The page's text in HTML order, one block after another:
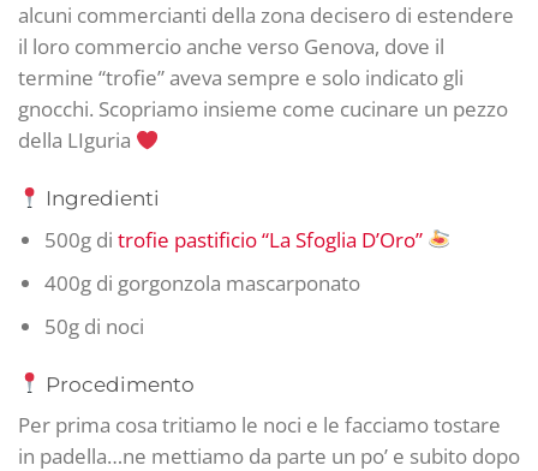
alcuni commercianti della zona decisero di estendere
il loro commercio anche verso Genova, dove il
termine “trofie” aveva sempre e solo indicato gli
gnocchi. Scopriamo insieme come cucinare un pezzo
della LIguria
Ingredienti
500g di trofie pastificio “La Sfoglia D’Oro”
400g di gorgonzola mascarponato
50g di noci
Procedimento
Per prima cosa tritiamo le noci e le facciamo tostare
in padella…ne mettiamo da parte un po’ e subito dopo